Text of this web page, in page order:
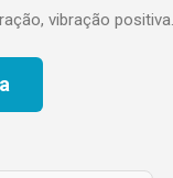
vibração